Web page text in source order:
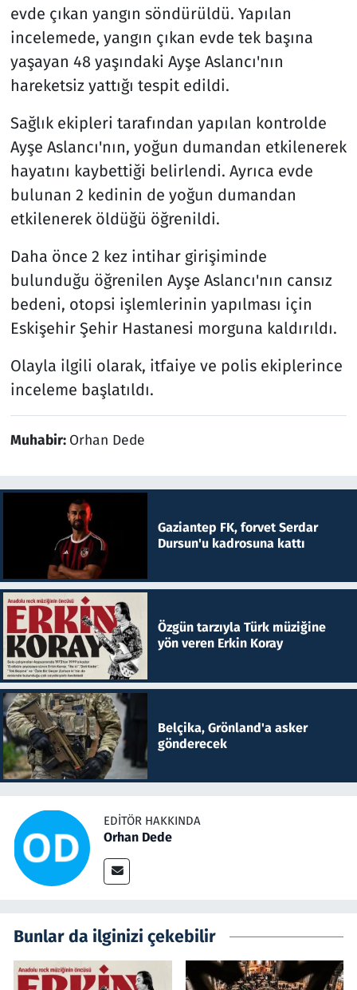
evde çıkan yangın söndürüldü. Yapılan
incelemede, yangın çıkan evde tek başına
yaşayan 48 yaşındaki Ayşe Aslancı'nın
hareketsiz yattığı tespit edildi.
Sağlık ekipleri tarafından yapılan kontrolde
Ayşe Aslancı'nın, yoğun dumandan etkilenerek
hayatını kaybettiği belirlendi. Ayrıca evde
bulunan 2 kedinin de yoğun dumandan
etkilenerek öldüğü öğrenildi.
Daha önce 2 kez intihar girişiminde
bulunduğu öğrenilen Ayşe Aslancı'nın cansız
bedeni, otopsi işlemlerinin yapılması için
Eskişehir Şehir Hastanesi morguna kaldırıldı.
Olayla ilgili olarak, itfaiye ve polis ekiplerince
inceleme başlatıldı.
Muhabir: Orhan Dede
Gaziantep FK, forvet Serdar
Dursun'u kadrosuna kattı
Özgün tarzıyla Türk müziğine
yön veren Erkin Koray
Belçika, Grönland'a asker
gönderecek
EDITÖR HAKKINDA
Orhan Dede
Bunlar da ilginizi çekebilir